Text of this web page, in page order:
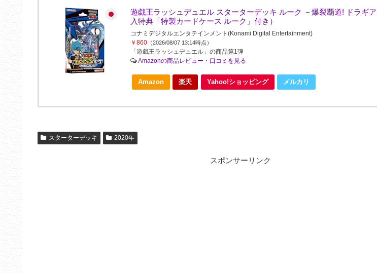
遊戯王ラッシュデュエル スターターデッキ ルーク －爆裂覇道! ドラギ
入特典「特製カードケース ルーク」付き）
コナミデジタルエンタテインメント(Konami Digital Entertainment)
￥860（2026/08/07 13:14時点）
「遊戯王ラッシュデュエル」の商品第1弾
Amazonの商品レビュー・口コミを見る
Amazon 楽天 Yahoo!ショッピング メルカリ
スターターデッキ 2020年
スポンサーリンク